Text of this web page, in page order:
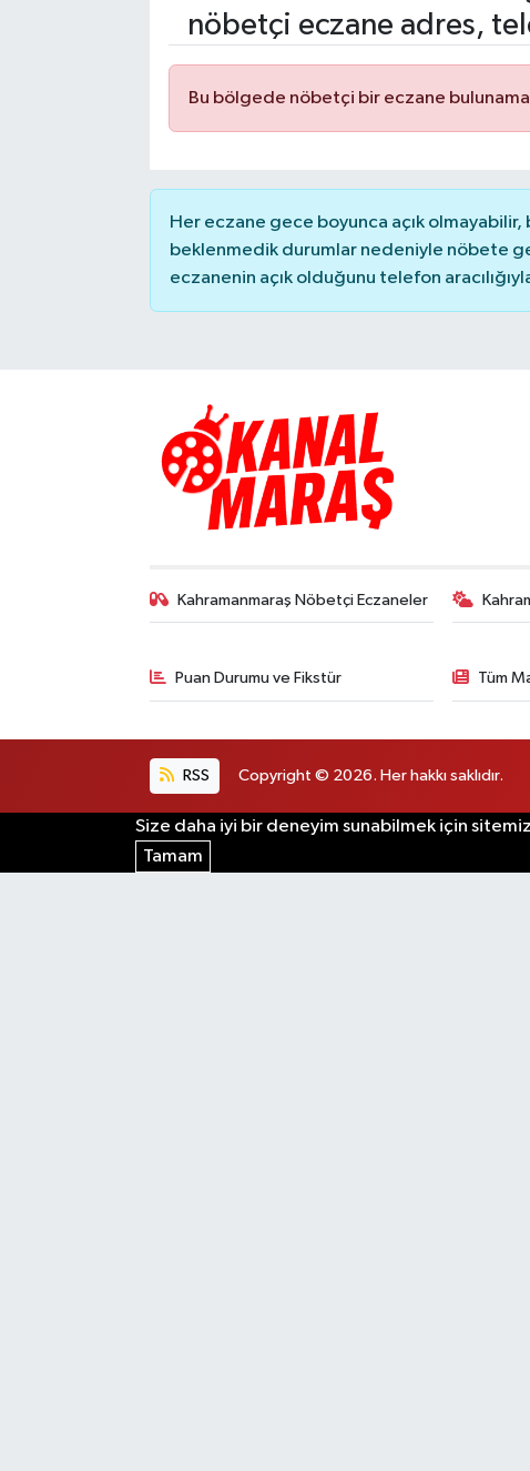
nöbetçi eczane adres,
Bu bölgede nöbetçi bir eczane
Her eczane gece boyunca açık
beklenmedik durumlar nedeniyle nöbete
eczanenin açık olduğunu telefon
Kahramanmaraş Nöbetçi Eczaneler
Puan Durumu ve Fikstür Tüm
RSS Copyright © 2026. Her hakkı saklıdır.
Size daha iyi bir deneyim sunabilmek için
Tamam